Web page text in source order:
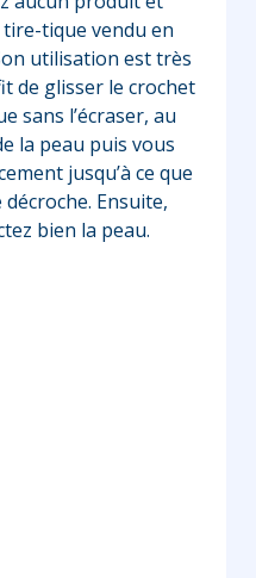
tique vendu en
utilisation est très
de glisser le crochet
sans l’écraser, au
la peau puis vous
jusqu’à ce que
décroche. Ensuite,
bien la peau.